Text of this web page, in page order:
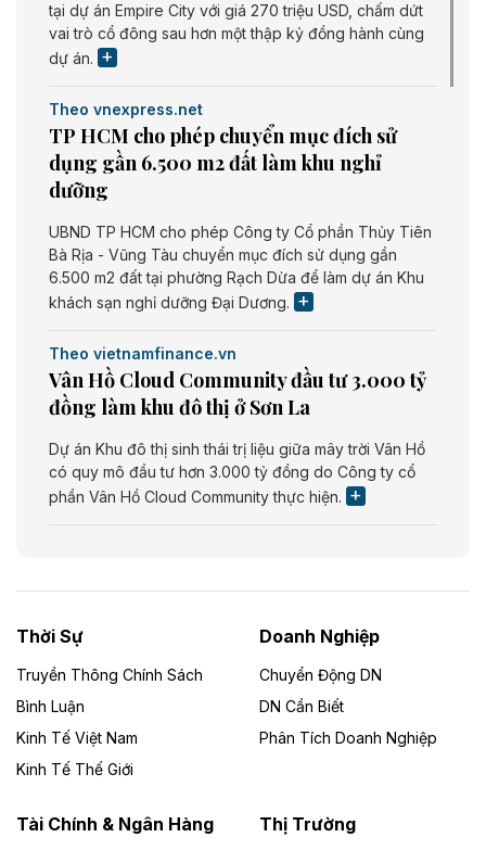
tại dự án Empire City với giá 270 triệu USD, chấm dứt
vai trò cổ đông sau hơn một thập kỷ đồng hành cùng
dự án.
Theo vnexpress.net
TP HCM cho phép chuyển mục đích sử
dụng gần 6.500 m2 đất làm khu nghỉ
dưỡng
UBND TP HCM cho phép Công ty Cổ phần Thủy Tiên
Bà Rịa - Vũng Tàu chuyển mục đích sử dụng gần
6.500 m2 đất tại phường Rạch Dừa để làm dự án Khu
khách sạn nghỉ dưỡng Đại Dương.
Theo vietnamfinance.vn
Vân Hồ Cloud Community đầu tư 3.000 tỷ
đồng làm khu đô thị ở Sơn La
Dự án Khu đô thị sinh thái trị liệu giữa mây trời Vân Hồ
có quy mô đầu tư hơn 3.000 tỷ đồng do Công ty cổ
phần Vân Hồ Cloud Community thực hiện.
Dự án Nhà máy xử lý rác và phát điện Bắc Giang do
Công ty TNHH Năng lượng môi trường Bắc Giang làm
Theo vietnamfinance.vn
Đức Long Gia Lai mở rộng ‘hệ sinh thái’
Lai
Thời Sự
Truyền Thông Chính Sách
Bình Luận
Kinh Tế Việt Nam
Kinh Tế Thế Giới
Doanh Nghiệp
Chuyển Động DN
DN Cần Biết
Phân Tích Doanh Nghiệp
Tài Chính & Ngân Hàng Thị Trường